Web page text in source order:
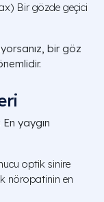
Bir gözde geçici
bir göz
yaygın
optik sinire
nöropatinin en